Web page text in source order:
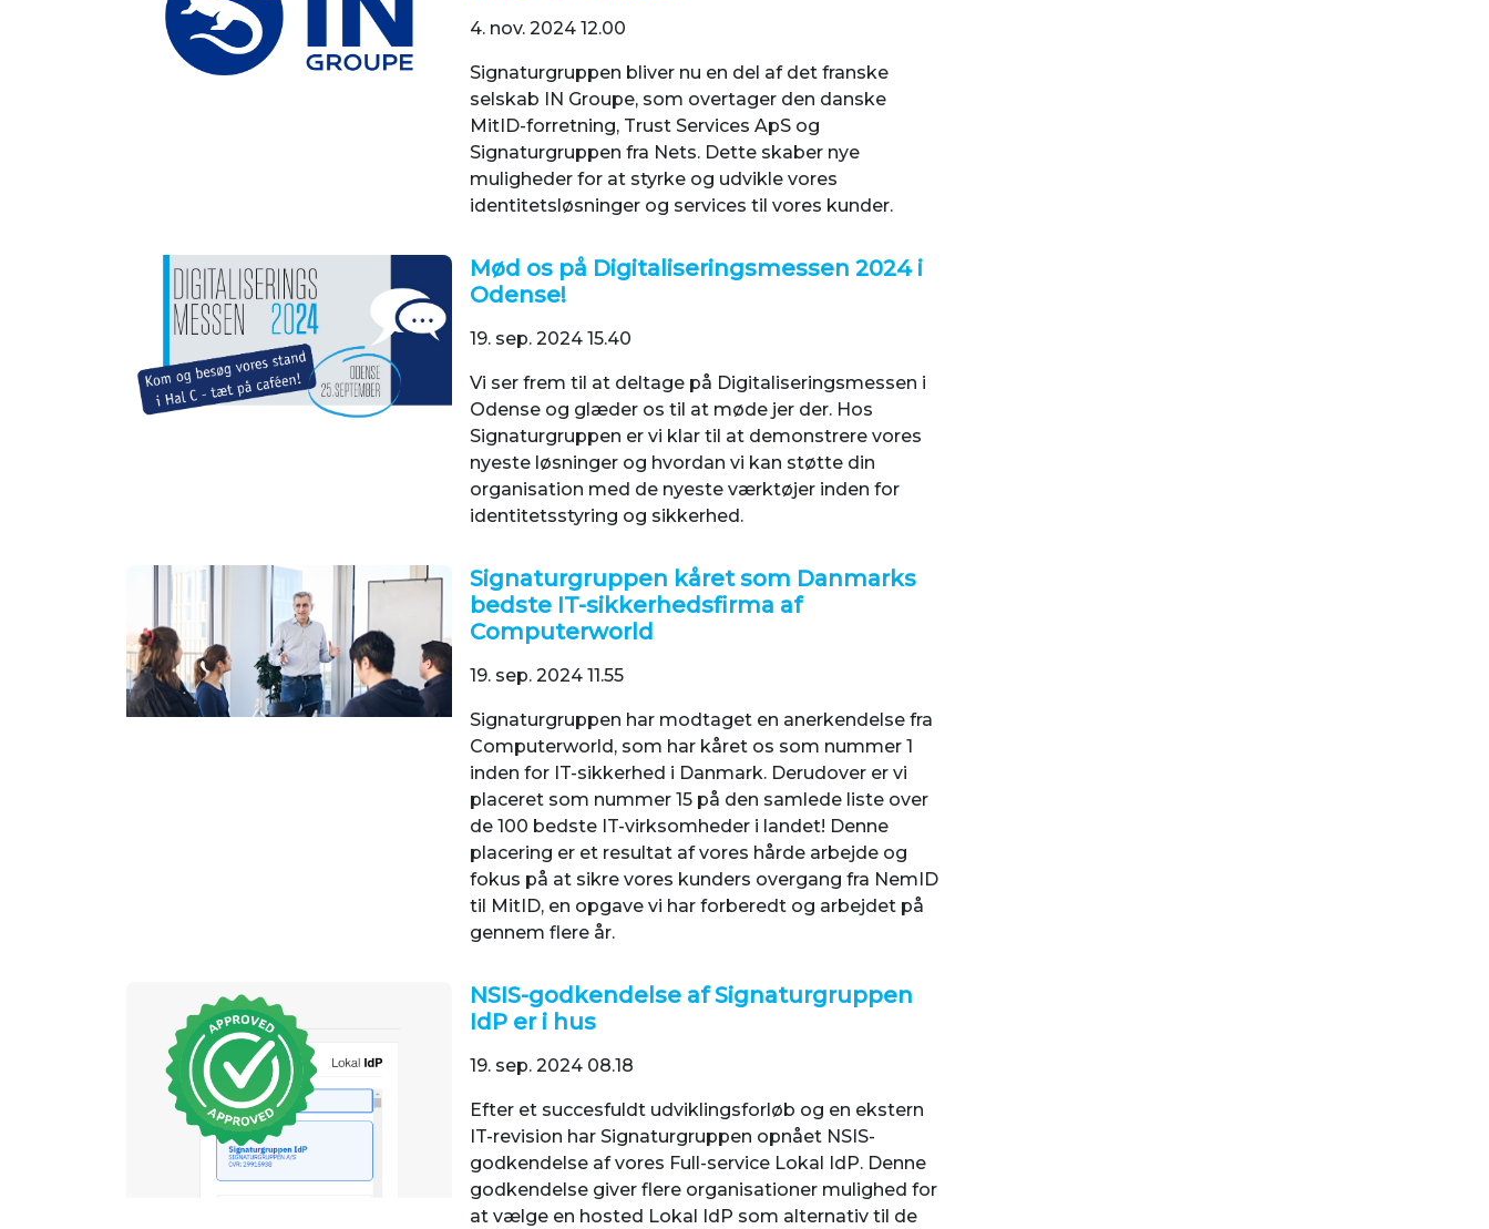
4. nov. 2024 12.00
Signaturgruppen bliver nu en del af det franske
selskab IN Groupe, som overtager den danske
MitID-forretning, Trust Services ApS og
Signaturgruppen fra Nets. Dette skaber nye
muligheder for at styrke og udvikle vores
identitetsløsninger og services til vores kunder.
Mød os på Digitaliseringsmessen 2024 i
Odense!
19. sep. 2024 15.40
Vi ser frem til at deltage på Digitaliseringsmessen i
Odense og glæder os til at møde jer der. Hos
Signaturgruppen er vi klar til at demonstrere vores
nyeste løsninger og hvordan vi kan støtte din
organisation med de nyeste værktøjer inden for
identitetsstyring og sikkerhed.
Signaturgruppen kåret som Danmarks
bedste IT-sikkerhedsfirma af
Computerworld
19. sep. 2024 11.55
Signaturgruppen har modtaget en anerkendelse fra
Computerworld, som har kåret os som nummer 1
inden for IT-sikkerhed i Danmark. Derudover er vi
placeret som nummer 15 på den samlede liste over
de 100 bedste IT-virksomheder i landet! Denne
placering er et resultat af vores hårde arbejde og
fokus på at sikre vores kunders overgang fra NemID
til MitID, en opgave vi har forberedt og arbejdet på
gennem flere år.
NSIS-godkendelse af Signaturgruppen
IdP er i hus
19. sep. 2024 08.18
Efter et succesfuldt udviklingsforløb og en ekstern
IT-revision har Signaturgruppen opnået NSIS-
godkendelse af vores Full-service Lokal IdP. Denne
godkendelse giver flere organisationer mulighed for
at vælge en hosted Lokal IdP som alternativ til de